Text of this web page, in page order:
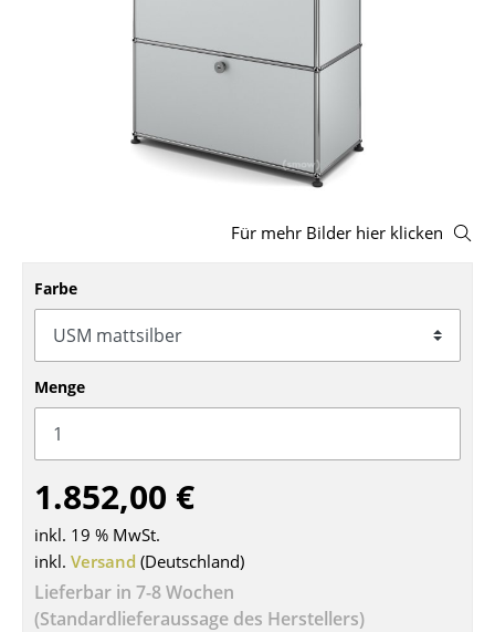
Gartenstühle
Bürodrehstühle
Konferenzstühle
Bürosessel
Einzelteile
Tische
Esstische
Beistelltische
Für mehr Bilder hier klicken
Farbe
Menge
1.852,00 €
inkl. 19 % MwSt.
inkl. Versand (Deutschland)
Lieferbar in 7-8 Wochen
(Standardlieferaussage des Herstellers)